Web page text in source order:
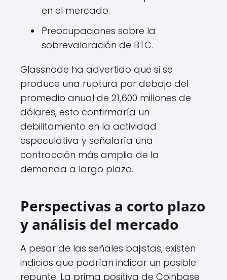
en el mercado.
Preocupaciones sobre la
sobrevaloración de BTC.
Glassnode ha advertido que si se
produce una ruptura por debajo del
promedio anual de 21,600 millones de
dólares, esto confirmaría un
debilitamiento en la actividad
especulativa y señalaría una
contracción más amplia de la
demanda a largo plazo.
Perspectivas a corto plazo
y análisis del mercado
A pesar de las señales bajistas, existen
indicios que podrían indicar un posible
repunte. La prima positiva de Coinbase